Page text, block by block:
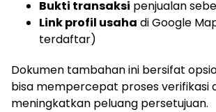
Bukti transaksi penjualan
Link profil usaha di Google
terdaftar)
Dokumen tambahan ini bersifat
bisa mempercepat proses verifikasi
meningkatkan peluang persetujuan.